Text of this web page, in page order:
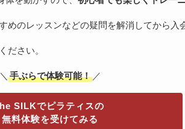
めのレッスンなどの疑問を解消してから入
ださい。
＼ 手ぶらで体験可能！／
SILKでピラティスの
無料体験を受けてみる